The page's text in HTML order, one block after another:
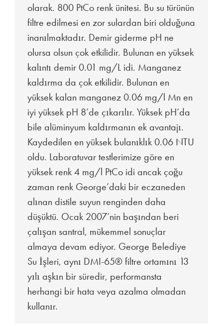
olarak. 800 PtCo renk ünitesi. Bu su türünün
filtre edilmesi en zor sulardan biri olduğuna
inanılmaktadır. Demir giderme pH ne
olursa olsun çok etkilidir. Bulunan en yüksek
kalıntı demir 0.01 mg/L idi. Manganez
kaldırma da çok etkilidir. Bulunan en
yüksek kalan manganez 0.06 mg/l Mn en
iyi yüksek pH 8’de çıkarılır. Yüksek pH’da
bile alüminyum kaldırmanın ek avantajı.
Kaydedilen en yüksek bulanıklık 0.06 NTU
oldu. Laboratuvar testlerimize göre en
yüksek renk 4 mg/l PtCo idi ancak çoğu
zaman renk George’daki bir eczaneden
alınan distile suyun renginden daha
düşüktü. Ocak 2007’nin başından beri
çalışan santral, mükemmel sonuçlar
almaya devam ediyor. George Belediye
Su İşleri, aynı DMI-65® filtre ortamını 13
yılı aşkın bir süredir, performansta
herhangi bir hata veya azalma olmadan
kullanır.